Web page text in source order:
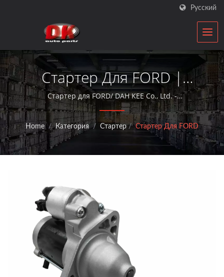
Русский
Стартер Для FORD |
Производитель
Стартеров И
Генераторов Для
Автомобилей | DK
Стартер для FORD/ DAH KEE Co., Ltd. -
квалифицированный производитель
автомобильных компонентов, предоставляющий
услуги послепродажного обслуживания с
генераторами и стартерными двигателями более 30
лет.
Home / Категория / Стартер / Стартер Для FORD